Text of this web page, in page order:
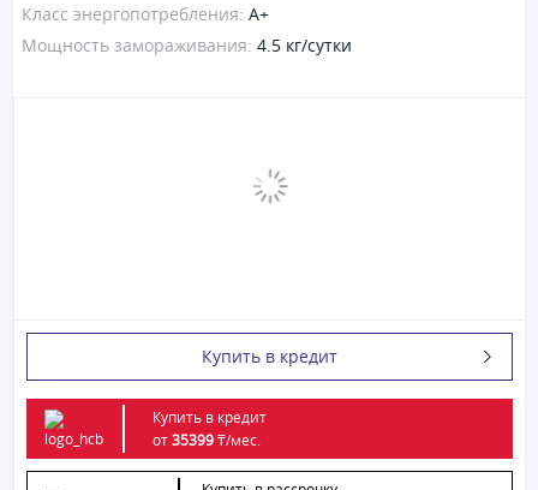
Класс энергопотребления: A+
Мощность замораживания: 4.5 кг/сутки
Купить в кредит
Купить в кредит
от35399₸/мес.